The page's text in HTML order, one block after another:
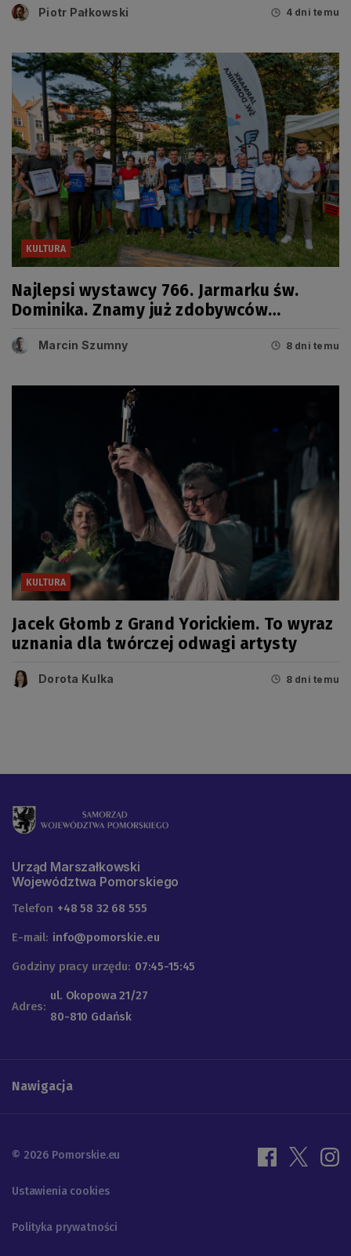
Piotr Pałkowski 4 dni temu
KULTURA
Najlepsi wystawcy 766. Jarmarku św.
Dominika. Znamy już zdobywców
Marcin Szumny 8 dni temu
KULTURA
Jacek Głomb z Grand Yorickiem. To wyraz
uznania dla twórczej odwagi artysty
Dorota Kulka 8 dni temu
Urząd Marszałkowski
Województwa Pomorskiego
Telefon +48 58 32 68 555
E-mail: info@pomorskie.eu
Godziny pracy urzędu: 07:45-15:45
Adres:
ul. Okopowa 21/27
80-810 Gdańsk
Nawigacja
© 2026 Pomorskie.eu
Ustawienia cookies
Polityka prywatności